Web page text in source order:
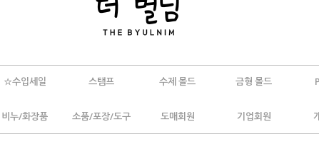
☆수입세일 스탬프 수제 몰드 금형 몰드
비누/화장품 소품/포장/도구 도매회원 기업회원